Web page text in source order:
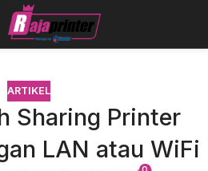
ARTIKEL
Sharing Printer
LAN atau WiFi